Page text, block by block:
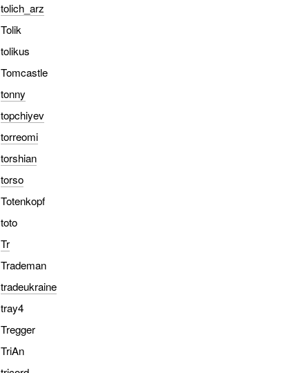
tolich_arz
Tolik
tolikus
Tomcastle
tonny
topchiyev
torreomi
torshian
torso
Totenkopf
toto
Tr
Trademan
tradeukraine
tray4
Tregger
TriAn